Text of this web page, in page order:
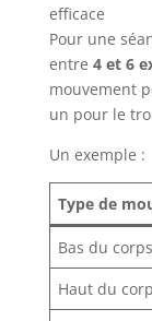
efficace
Pour une
entre 4 et 6
mouvement
un pour le
Un exemple :
Type de
Bas du corps
Haut du